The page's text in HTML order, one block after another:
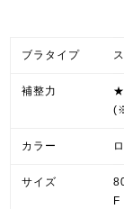
ブラタイプ
補整力
カラー
サイズ